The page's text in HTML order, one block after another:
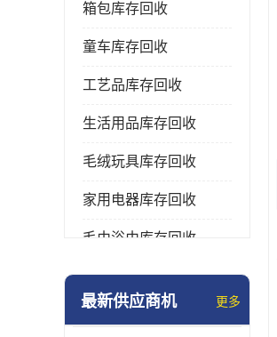
箱包库存回收
童车库存回收
工艺品库存回收
生活用品库存回收
毛绒玩具库存回收
家用电器库存回收
毛巾浴巾库存回收
水杯保温杯库存回收
最新供应商机 更多